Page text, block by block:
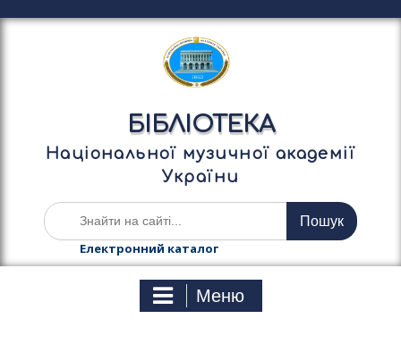
е
у
БІБЛІОТЕКА
Національної музичної академії
України
Ш
у
а
Електронний каталог
Меню